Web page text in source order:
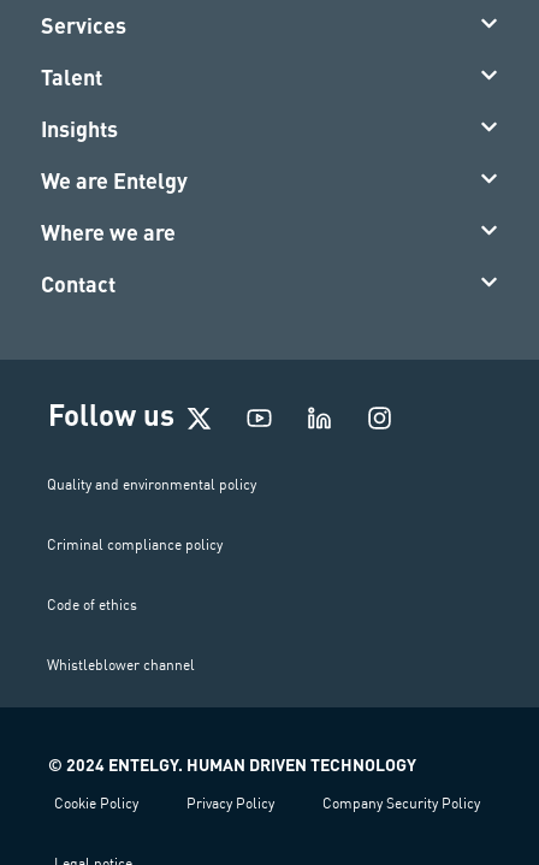
Services
Talent
Insights
We are Entelgy
Where we are
Contact
Follow us
I
n
Quality and environmental policy
Criminal compliance policy
Code of ethics
Whistleblower channel
© 2024 ENTELGY. HUMAN DRIVEN TECHNOLOGY
Cookie Policy Privacy Policy Company Security Policy